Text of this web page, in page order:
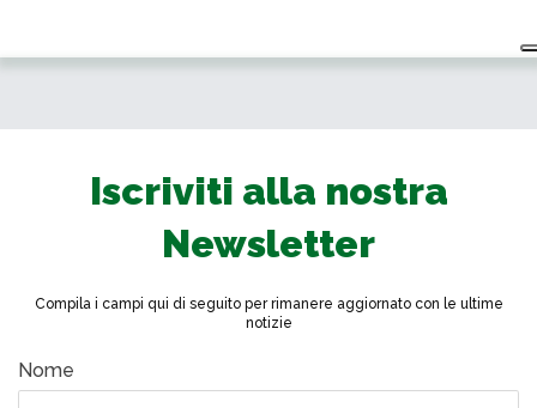
Iscriviti alla nostra
Newsletter
Compila i campi qui di seguito per rimanere aggiornato con le ultime
notizie
Nome